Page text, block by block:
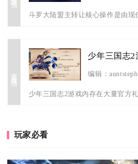
查看详情 编辑：auntsteph
玩家必看